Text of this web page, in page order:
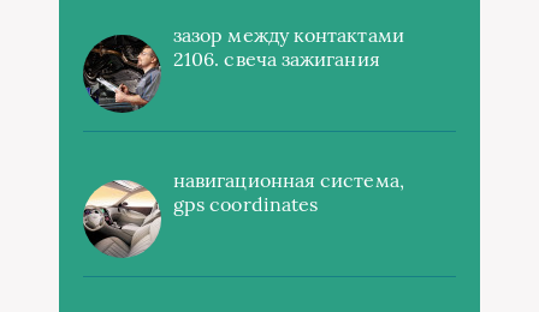
зазор между контактами
2106. свеча зажигания
навигационная система,
gps coordinates